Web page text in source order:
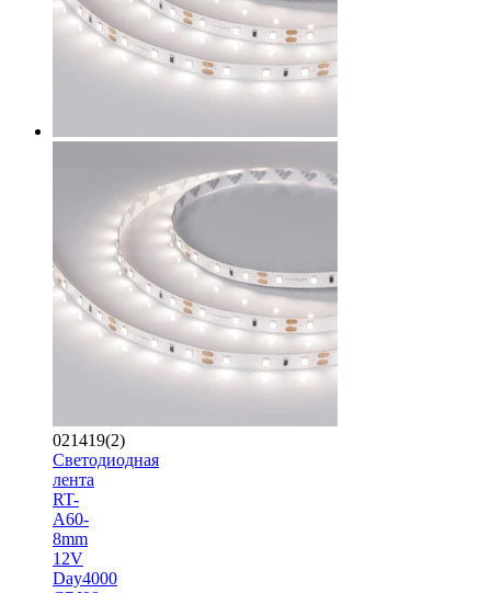
021419(2)
Светодиодная
лента
RT-
A60-
8mm
12V
Day4000